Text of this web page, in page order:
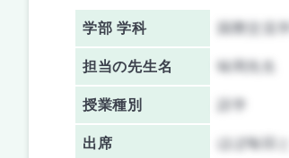
学部 学科
担当の先生名 味岡先生
授業種別
出席 ほぼ毎回